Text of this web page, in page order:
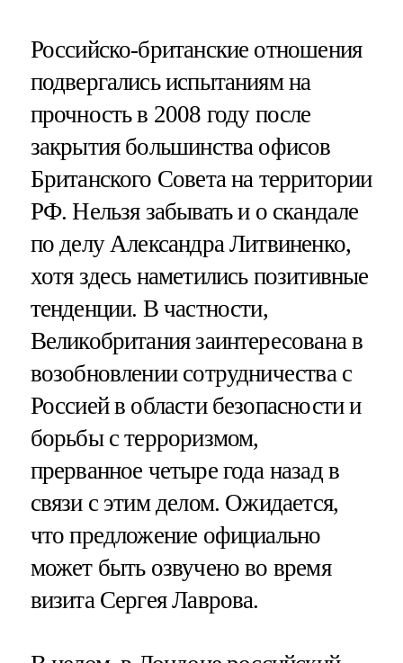
Российско-британские отношения
подвергались испытаниям на
прочность в 2008 году после
закрытия большинства офисов
Британского Совета на территории
РФ. Нельзя забывать и о скандале
по делу Александра Литвиненко,
хотя здесь наметились позитивные
тенденции. В частности,
Великобритания заинтересована в
возобновлении сотрудничества с
Россией в области безопасности и
борьбы с терроризмом,
прерванное четыре года назад в
связи с этим делом. Ожидается,
что предложение официально
может быть озвучено во время
визита Сергея Лаврова.